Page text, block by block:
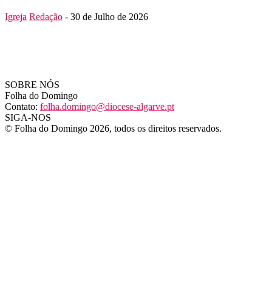
Igreja Redação - 30 de Julho de 2026
SOBRE NÓS
Folha do Domingo
Contato: folha.domingo@diocese-algarve.pt
SIGA-NOS
© Folha do Domingo 2026, todos os direitos reservados.